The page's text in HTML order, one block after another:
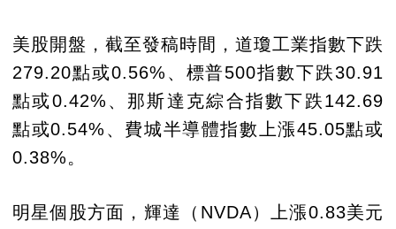
美股開盤，截至發稿時間，道瓊工業指數下跌
279.20點或0.56%、標普500指數下跌30.91
點或0.42%、那斯達克綜合指數下跌142.69
點或0.54%、費城半導體指數上漲45.05點或
0.38%。
明星個股方面，輝達（NVDA）上漲0.83美元